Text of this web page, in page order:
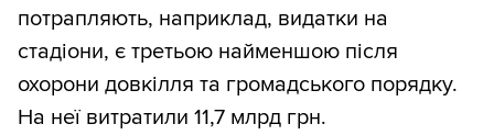
потрапляють, наприклад, видатки на
стадіони, є третьою найменшою після
охорони довкілля та громадського порядку.
На неї витратили 11,7 млрд грн.